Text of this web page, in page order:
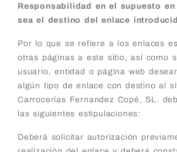
Responsabilidad en el supuesto
sea el destino del enlace
Por lo que se refiere a los enlaces
otras páginas a este sitio, así como
usuario, entidad o página web
algún tipo de enlace con destino al
Carrocerías Fernandez Copé, SL.
las siguientes estipulaciones:
Deberá solicitar autorización